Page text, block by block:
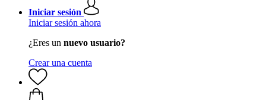
Iniciar sesión
Iniciar sesión ahora
¿Eres un nuevo usuario?
Crear una cuenta